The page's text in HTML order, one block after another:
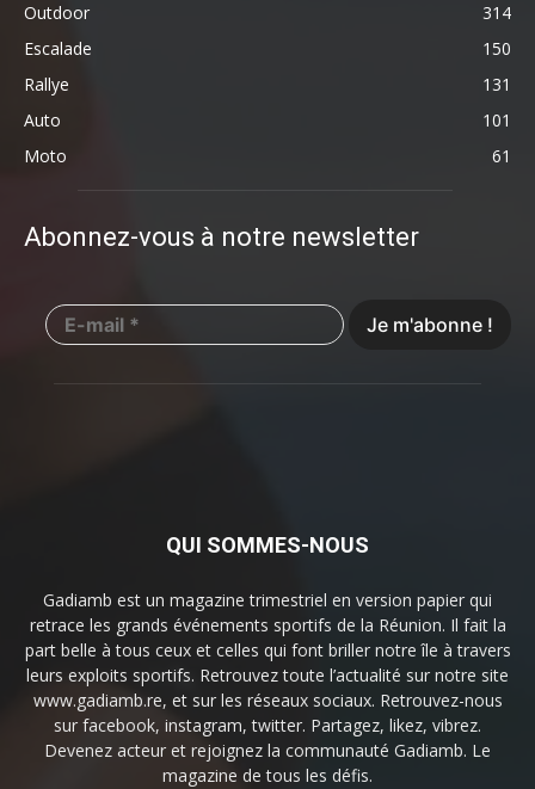
Outdoor
314
Escalade
150
Rallye
131
Auto
101
Moto
61
Abonnez-vous à notre newsletter
QUI SOMMES-NOUS
Gadiamb est un magazine trimestriel en version papier qui
retrace les grands événements sportifs de la Réunion. Il fait la
part belle à tous ceux et celles qui font briller notre île à travers
leurs exploits sportifs. Retrouvez toute l’actualité sur notre site
www.gadiamb.re, et sur les réseaux sociaux. Retrouvez-nous
sur facebook, instagram, twitter. Partagez, likez, vibrez.
Devenez acteur et rejoignez la communauté Gadiamb. Le
magazine de tous les défis.